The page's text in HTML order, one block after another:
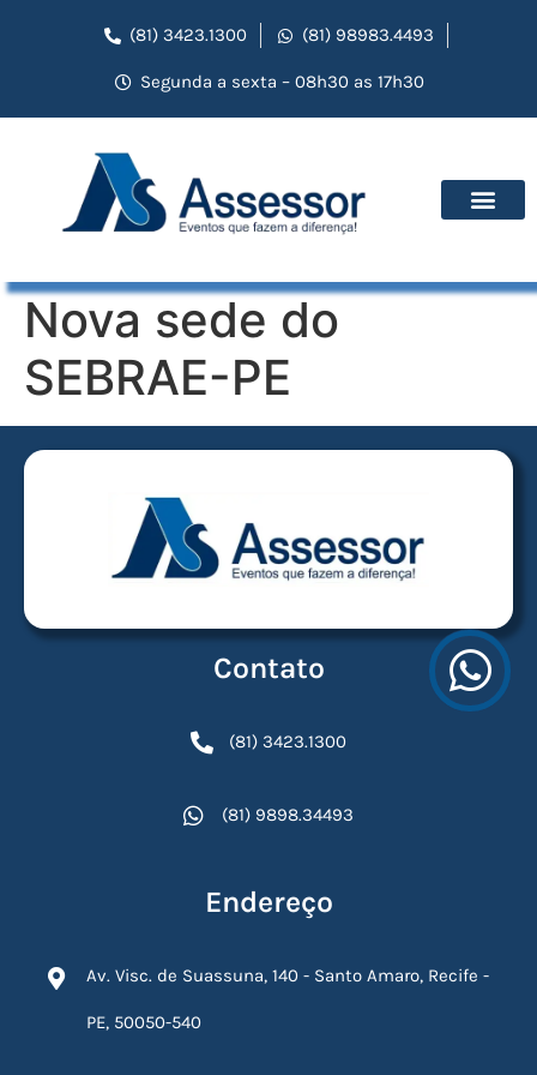
(81) 3423.1300 (81) 98983.4493
Segunda a sexta – 08h30 as 17h30
Nova sede do
SEBRAE-PE
Contato
(81) 3423.1300
(81) 9898.34493
Endereço
Av. Visc. de Suassuna, 140 - Santo Amaro, Recife -
PE, 50050-540